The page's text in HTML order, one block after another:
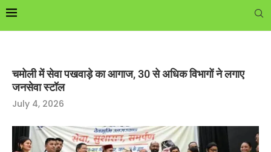
चमोली में सेवा पखवाड़े का आगाज, 30 से अधिक विभागों ने लगाए
जनसेवा स्टॉल
July 4, 2026